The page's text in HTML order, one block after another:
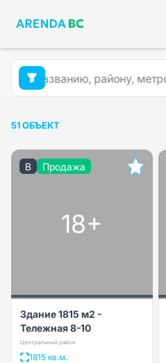
51 ОБЪЕКТ
B Продажа
18+
Здание 1815 м2 -
Тележная 8-10
Центральный район
1815 кв.м.